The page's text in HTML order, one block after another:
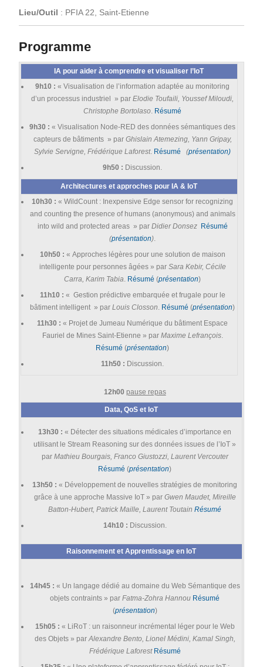
Lieu/Outil : PFIA 22, Saint-Etienne
Programme
IA pour aider à comprendre et visualiser l’IoT
9h10 : « Visualisation de l’information adaptée au monitoring
d’un processus industriel » parElodie Toufaili, Youssef Miloudi,
Christophe Bortolaso. Résumé
9h30 : « Visualisation Node-RED des données sémantiques des
capteurs de bâtiments » par Ghislain Atemezing, Yann Gripay,
Sylvie Servigne, Frédérique Laforest. Résumé (présentation)
9h50 : Discussion.
Architectures et approches pour IA & IoT
10h30 : « WildCount : Inexpensive Edge sensor for recognizing
and counting the presence of humans (anonymous) and animals
into wild and protected areas » par Didier Donsez Résumé
(présentation).
10h50 : « Approches légères pour une solution de maison
intelligente pour personnes âgées » par Sara Kebir, Cécile
Carra, Karim Tabia. Résumé (présentation)
11h10 : « Gestion prédictive embarquée et frugale pour le
bâtiment intelligent » parLouis Closson. Résumé (présentation)
11h30 : « Projet de Jumeau Numérique du bâtiment Espace
Fauriel de Mines Saint-Etienne » par Maxime Lefrançois.
Résumé (présentation)
11h50 : Discussion.
12h00 pause repas
Data, QoS et IoT
13h30 : « Détecter des situations médicales d’importance en
utilisant le Stream Reasoning sur des données issues de l’IoT »
par Mathieu Bourgais, Franco Giustozzi, Laurent Vercouter
Résumé (présentation)
13h50 : « Développement de nouvelles stratégies de monitoring
grâce à une approche Massive IoT » par Gwen Maudet, Mireille
Batton-Hubert, Patrick Maille, Laurent ToutainRésumé
14h10 : Discussion.
Raisonnement et Apprentissage en IoT
14h45 : « Un langage dédié au domaine du Web Sémantique des
objets contraints » parFatma-Zohra Hannou Résumé
(présentation)
15h05 : « LiRoT : un raisonneur incrémental léger pour le Web
des Objets » parAlexandre Bento, Lionel Médini, Kamal Singh,
Frédérique Laforest Résumé